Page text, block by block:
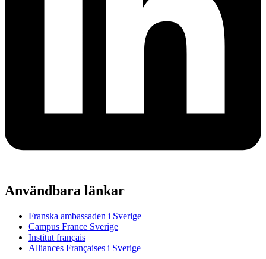
Användbara länkar
Franska ambassaden i Sverige
Campus France Sverige
Institut français
Alliances Françaises i Sverige